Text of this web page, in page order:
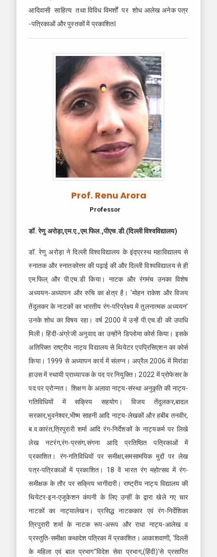
आदिवासी साहित्य तथा विविध विमर्शों पर शोध आलेख अनेक पत्र
-पत्रिकाओं और पुस्तकों में प्रकाशितl
Prof. Renu Arora
Professor
डॉ. रेणु अरोड़ा,एम.ए.,एम.फिल.,पीएच.डी.(दिल्ली विश्वविद्यालय)
डॉ. रेणु अरोड़ा ने दिल्ली विश्वविद्यालय के इंद्प्रस्थ महाविद्यालय से
स्नातक और स्नातकोत्तर की पढ़ाई की और दिल्ली विश्वविद्यालय से ही
एम.फिल् और पी.एच.डी किया। नाटक और रंगमंच उनका विशेष
अध्ययन-अध्यापन और रुचि का क्षेत्र है। ‘मोहन राकेश और विजय
तेंदुलकर के नाटकों का भारतीय रंग-परिप्रेक्ष्य में तुलनात्मक अध्ययन’
उनके शोध का विषय रहा। वर्ष 2000 में उन्हें पी.एच.डी की उपाधि
मिली। हिंदी-अंग्रेजी अनुवाद का उन्होंने डिप्लोमा कोर्स किया। इसके
अतिरिक्त राष्ट्रीय नाट्य विद्यालय से थियेटर एपप्रिसिएशन का कोर्स
किया। 1999 से अध्यापन कार्य में संलग्न। अप्रैल 2006 में मिरांडा
हाउस में स्थायी प्राध्यापक के पद पर नियुक्ति। 2022 में प्रोफेसर के
पद पर प्रोन्नत। शिक्षण के अलावा नाट्य-संस्था अनुकृति की नाट्य-
गतिविधियों में सक्रिय सहयोग। विजय तेंदुलकर,बादल
सरकार,भुवनेश्वर,भीष्म साहनी आदि नाट्य-लेखकों और हबीब तनवीर,
ब.व.कारंत,त्रिपुरारी शर्मा आदि रंग-निर्देशकों के नाट्यकर्म पर लिखे
लेख नटरंग,रंग-प्रसंग,संगना आदि प्रतिष्ठित पत्रिकाओं में
प्रकाशित। रंग-गतिविधियों पर समीक्षा,समसामयिक मुद्दों पर लेख
पत्र-पत्रिकाओं में प्रकाशित। 18 वें भारत रंग महोत्सव में रंग-
समीक्षक के तौर पर सक्रिय भागीदारी। राष्ट्रीय नाट्य विद्यालय की
थियेटर-इन-एजूकेशन कंपनी के लिए उन्हीं के द्वारा खेले गए चार
नाटकों का नाट्यालेखन। प्रसिद्ध नाटककार एवं रंग-निर्देशिका
त्रिपुरारी शर्मा के नाटक रूप-अरूप और राधा नाट्य-आलेख व
प्रस्तुति-समीक्षा कथादेश पत्रिका में प्रकाशित। आकाशवाणी, ‘दिल्ली
के महिला एवं बाल प्रभाग’‘विदेश सेवा प्रभाग,(हिंदी)‘से प्रसारित